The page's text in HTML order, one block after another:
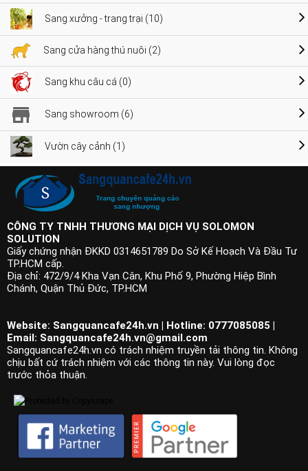
Sang xưởng - trang trại (10)
Sang cửa hàng thú nuôi (2)
Sang khu câu cá (0)
Sang showroom (6)
Vườn cây cảnh (1)
CÔNG TY TNHH THƯƠNG MẠI DỊCH VỤ SOLOMON
SOLUTION
Giấy chứng nhận ĐKKD 0314651789 Do Sở Kế Hoạch Và Đầu Tư
TP.HCM cấp.
Địa chỉ: 472/9/4 Kha Vạn Cân, Khu Phố 9, Phường Hiệp Bình
Chánh, Quận Thủ Đức, TP.HCM
Website: Sangquancafe24h.vn | Hotline: 0777085085 |
Email: Sangquancafe24h.vn@gmail.com
Sangquancafe24h.vn có trách nhiệm truyền tải thông tin. Không
chịu bất cứ trách nhiệm với các thông tin này. Vui lòng đọc
trước thỏa thuận.